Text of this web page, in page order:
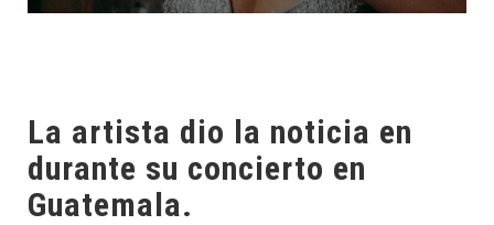
La artista dio la noticia en
durante su concierto en
Guatemala.